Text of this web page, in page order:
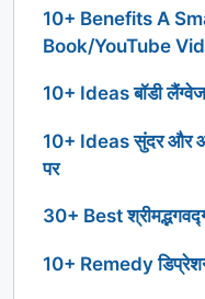
10+ Benefits A
Book/YouTube
10+ Ideas बॉडी
10+ Ideas सुंदर और
पर
30+ Best
10+ Remedy